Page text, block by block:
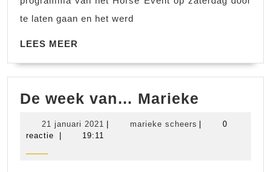
te laten gaan en het werd
LEES MEER
De week van… Marieke
van…
21 januari 2021 21| marieke scheers marieke
|
0
reactie
| 19:11